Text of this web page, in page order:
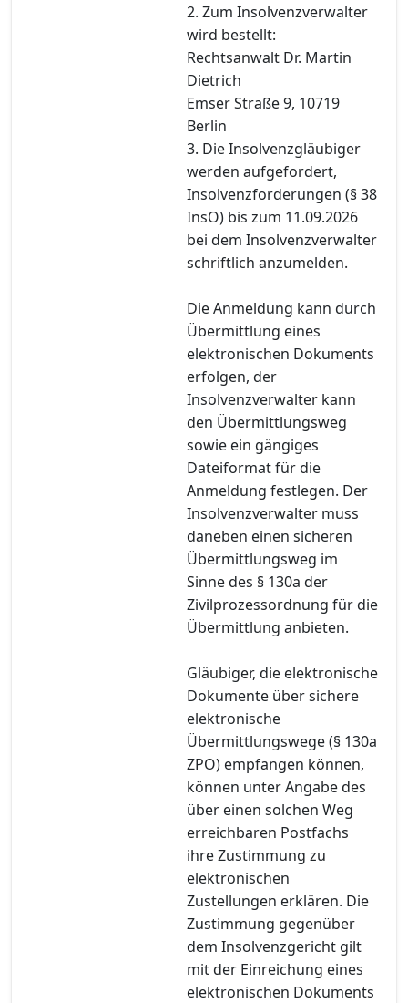
2. Zum Insolvenzverwalter
wird bestellt:
Rechtsanwalt Dr. Martin
Dietrich
Emser Straße 9, 10719
Berlin
3. Die Insolvenzgläubiger
werden aufgefordert,
Insolvenzforderungen (§ 38
InsO) bis zum 11.09.2026
bei dem Insolvenzverwalter
schriftlich anzumelden.
Die Anmeldung kann durch
Übermittlung eines
elektronischen Dokuments
erfolgen, der
Insolvenzverwalter kann
den Übermittlungsweg
sowie ein gängiges
Dateiformat für die
Anmeldung festlegen. Der
Insolvenzverwalter muss
daneben einen sicheren
Übermittlungsweg im
Sinne des § 130a der
Zivilprozessordnung für die
Übermittlung anbieten.
Gläubiger, die elektronische
Dokumente über sichere
elektronische
Übermittlungswege (§ 130a
ZPO) empfangen können,
können unter Angabe des
über einen solchen Weg
erreichbaren Postfachs
ihre Zustimmung zu
elektronischen
Zustellungen erklären. Die
Zustimmung gegenüber
dem Insolvenzgericht gilt
mit der Einreichung eines
elektronischen Dokuments